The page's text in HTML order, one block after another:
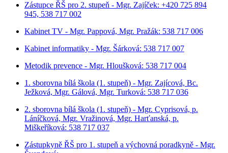
Zástupce ŘŠ pro 2. stupeň - Mgr. Zajíček: +420 725 894
945, 538 717 002
Kabinet TV - Mgr. Pappová, Mgr. Pražák: 538 717 006
Kabinet informatiky - Mgr. Šárková: 538 717 007
Metodik prevence - Mgr. Hloušková: 538 717 004
1. sborovna bílá škola (1. stupeň) - Mgr. Zajícová, Bc.
Ježková, Mgr. Gálová, Mgr. Turková: 538 717 036
2. sborovna bílá škola (1. stupeň) - Mgr. Cyprisová, p.
Láníčková, Mgr. Vražinová, Mgr. Harťanská, p.
Miškeříková: 538 717 037
Zástupkyně ŘŠ pro 1. stupeň a výchovná poradkyně - Mgr.